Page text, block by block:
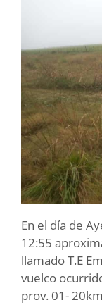
En el día de
12:55
llamado T.E
vuelco
prov. 01-